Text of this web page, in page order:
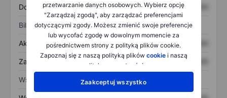
przetwarzanie danych osobowych. Wybierz opcję
"Zarządzaj zgodą", aby zarządzać preferencjami
dotyczącymi zgody. Możesz zmienić swoje preferencje
lub wycofać zgodę w dowolnym momencie za
pośrednictwem strony z polityką plików cookie.
Zapoznaj się z naszą polityką plików cookiei naszą
polityką
prywatności
Zaakceptuj wszystko
Dochód netto XXXXXXX XXXXXXX
Bilans
Aktywa ogółem XXXXXXX XXXXXXX
Zadłużenie ogółem XXXXXXX XXXXXXX
Wskaźniki